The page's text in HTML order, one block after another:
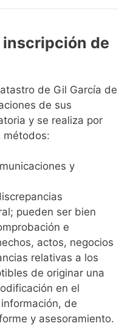
de
de Gil García de
de sus
y se realiza por
métodos:
y
pueden ser bien
e
actos, negocios
relativas a los
de originar una
en el
de
y asesoramiento.